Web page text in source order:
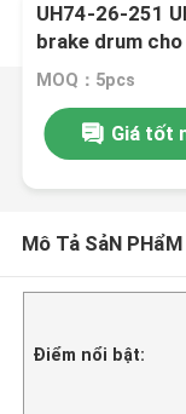
UH74-26-251
brake drum
MOQ：5pcs
Giá tốt
Mô Tả SảN PHẩM
Điểm nổi bật: